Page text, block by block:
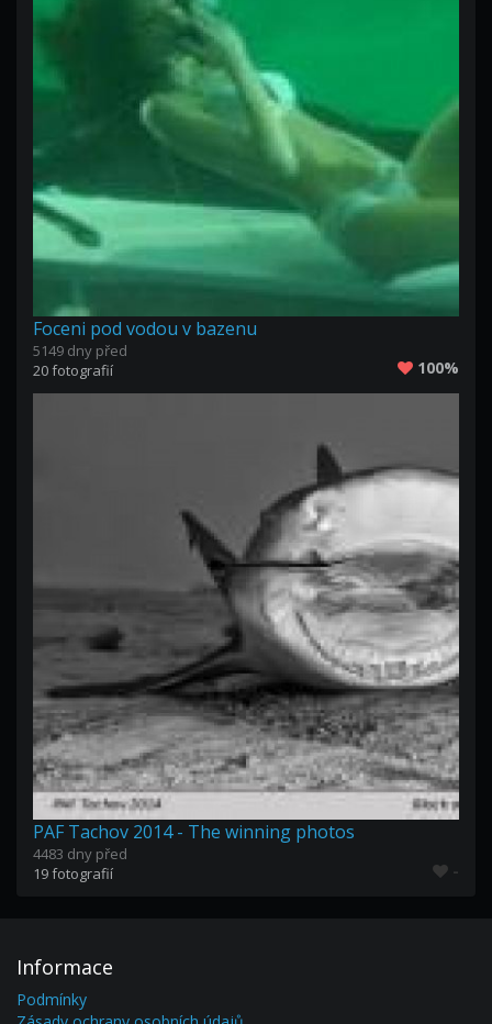
Foceni pod vodou v bazenu
5149 dny před
20 fotografií
100%
PAF Tachov 2014 - The winning photos
4483 dny před
19 fotografií
-
Informace
Podmínky